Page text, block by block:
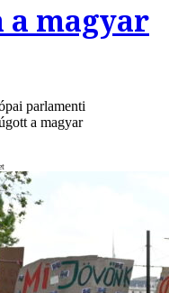
a magyar
parlamenti
a magyar